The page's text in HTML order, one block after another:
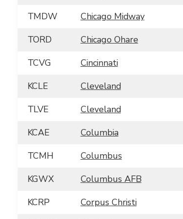
TMDW
Chicago Midway
TORD
Chicago Ohare
TCVG
Cincinnati
KCLE
Cleveland
TLVE
Cleveland
KCAE
Columbia
TCMH
Columbus
KGWX
Columbus AFB
KCRP
Corpus Christi